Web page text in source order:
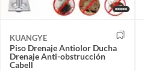
KUANGYE
Piso Drenaje Antiolor Ducha
Drenaje Anti-obstrucción
Cabell